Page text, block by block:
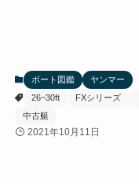
ボート図鑑
ヤンマー
26~30ft
FXシリーズ
中古艇
2021年10月11日